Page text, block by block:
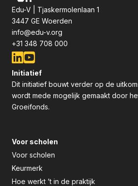
Edu-V | Tjaskermolenlaan 1
3447 GE Woerden
info@edu-v.org
+31 348 708 000
Initiatief
Dit initiatief bouwt verder op de
wordt mede mogelijk gemaakt door
Groeifonds.
Voor scholen
Voor scholen
Keurmerk
Hoe werkt ’t in de praktijk